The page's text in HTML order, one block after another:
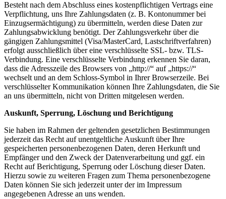
Besteht nach dem Abschluss eines kostenpflichtigen Vertrags eine
Verpflichtung, uns Ihre Zahlungsdaten (z. B. Kontonummer bei
Einzugsermächtigung) zu übermitteln, werden diese Daten zur
Zahlungsabwicklung benötigt. Der Zahlungsverkehr über die
gängigen Zahlungsmittel (Visa/MasterCard, Lastschriftverfahren)
erfolgt ausschließlich über eine verschlüsselte SSL- bzw. TLS-
Verbindung. Eine verschlüsselte Verbindung erkennen Sie daran,
dass die Adresszeile des Browsers von „http://“ auf „https://“
wechselt und an dem Schloss-Symbol in Ihrer Browserzeile. Bei
verschlüsselter Kommunikation können Ihre Zahlungsdaten, die Sie
an uns übermitteln, nicht von Dritten mitgelesen werden.
Auskunft, Sperrung, Löschung und Berichtigung
Sie haben im Rahmen der geltenden gesetzlichen Bestimmungen
jederzeit das Recht auf unentgeltliche Auskunft über Ihre
gespeicherten personenbezogenen Daten, deren Herkunft und
Empfänger und den Zweck der Datenverarbeitung und ggf. ein
Recht auf Berichtigung, Sperrung oder Löschung dieser Daten.
Hierzu sowie zu weiteren Fragen zum Thema personenbezogene
Daten können Sie sich jederzeit unter der im Impressum
angegebenen Adresse an uns wenden.